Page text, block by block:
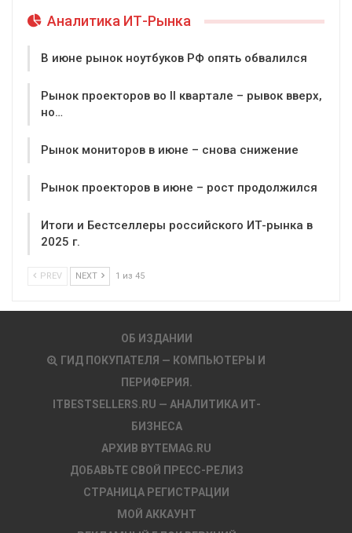
Аналитика ИТ-Рынка
В июне рынок ноутбуков РФ опять обвалился
Рынок проекторов во II квартале – рывок вверх,
но…
Рынок мониторов в июне – снова снижение
Рынок проекторов в июне – рост продолжился
Итоги и Бестселлеры российского ИТ-рынка в
2025 г.
PREV NEXT 1 из 45
ОБ ИЗДАНИИ
ГИД ПОКУПАТЕЛЯ — КОМПЬЮТЕРЫ И
ПЕРИФЕРИЯ.
ITBESTSELLERS.RU — АНАЛИТИКА ИТ-
БИЗНЕСА
АРХИВ BYTEMAG.RU
ДОБАВЬТЕ СВОЙ ПРЕСС-РЕЛИЗ
СТРАНИЦА РЕГИСТРАЦИИ
МОЙ АККАУНТ